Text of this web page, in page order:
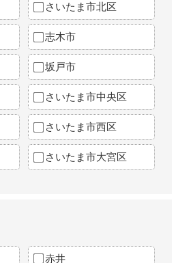
さいたま市北区
志木市
坂戸市
さいたま市中央区
さいたま市西区
さいたま市大宮区
赤井